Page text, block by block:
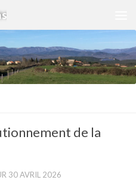
de la
30 AVRIL 2026